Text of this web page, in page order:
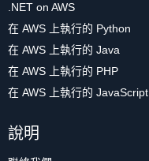
.NET on AWS
在 AWS 上執行的 Python
在 AWS 上執行的 Java
在 AWS 上執行的 PHP
在 AWS 上執行的 JavaScript
說明